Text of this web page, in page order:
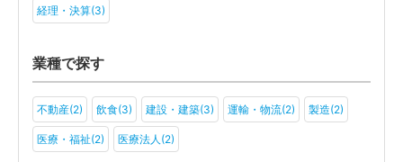
経理・決算(3)
業種で探す
不動産(2) 飲食(3) 建設・建築(3) 運輸・物流(2) 製造(2)
医療・福祉(2) 医療法人(2)